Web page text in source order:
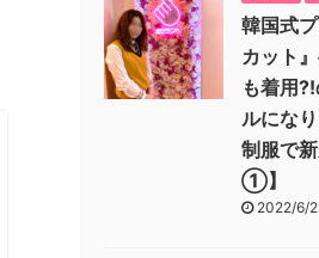
韓国式
カット
も着用⁈
ルにな
制服で
①】
2022/6/2